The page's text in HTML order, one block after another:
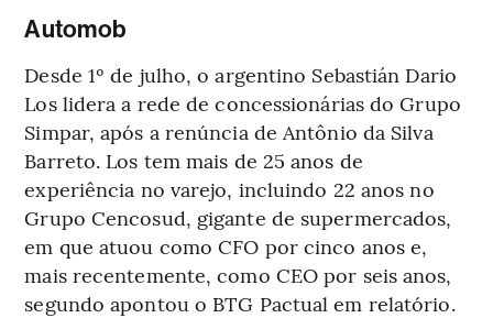
Automob
Desde 1º de julho, o argentino Sebastián Dario
Los lidera a rede de concessionárias do Grupo
Simpar, após a renúncia de Antônio da Silva
Barreto. Los tem mais de 25 anos de
experiência no varejo, incluindo 22 anos no
Grupo Cencosud, gigante de supermercados,
em que atuou como CFO por cinco anos e,
mais recentemente, como CEO por seis anos,
segundo apontou o BTG Pactual em relatório.